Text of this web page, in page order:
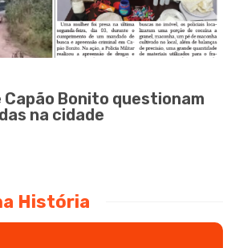
Bonito questionam
na cidade
História